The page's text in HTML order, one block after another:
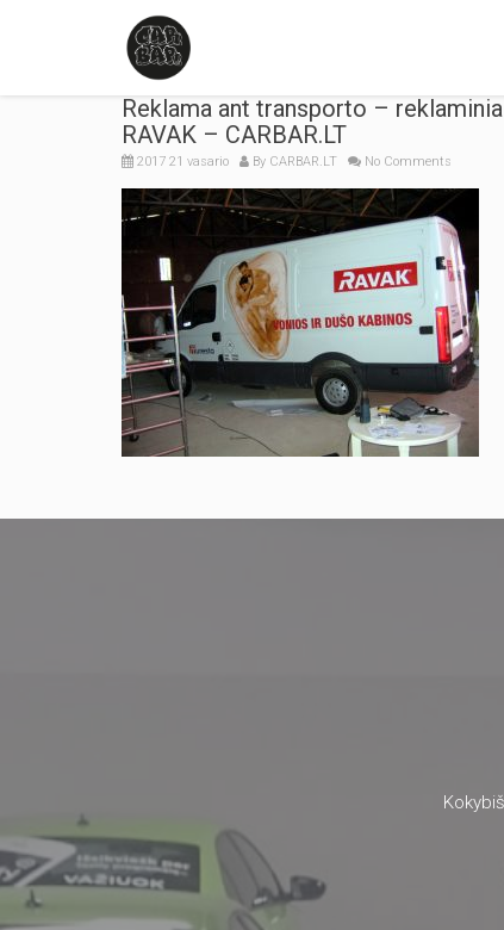
Reklama ant transporto –
RAVAK – CARBAR.LT
2017 21 vasario By CARBAR.LT No Comments